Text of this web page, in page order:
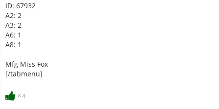
ID: 67932
A2: 2
A3: 2
A6: 1
A8: 1
Mfg Miss Fox
[/tabmenu]
4